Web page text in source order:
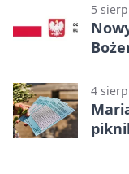
5
4